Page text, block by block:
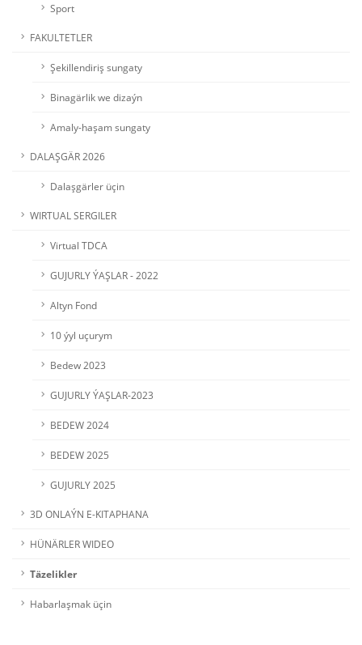
Sport
FAKULTETLER
Şekillendiriş sungaty
Binagärlik we dizaýn
Amaly-haşam sungaty
DALAŞGÄR 2026
Dalaşgärler üçin
WIRTUAL SERGILER
Virtual TDCA
GUJURLY ÝAŞLAR - 2022
Altyn Fond
10 ýyl uçurym
Bedew 2023
GUJURLY ÝAŞLAR-2023
BEDEW 2024
BEDEW 2025
GUJURLY 2025
3D ONLAÝN E-KITAPHANA
HÜNÄRLER WIDEO
Täzelikler
Habarlaşmak üçin